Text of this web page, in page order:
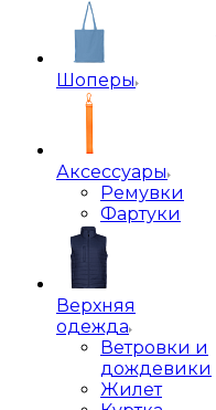
Шоперы
Аксессуары
Ремувки
Фартуки
Верхняя
одежда
Ветровки и
дождевики
Жилет